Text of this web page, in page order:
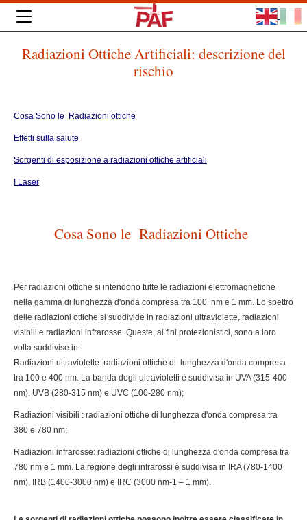
Radiazioni Ottiche Artificiali: descrizione del
rischio
Cosa Sono le Radiazioni ottiche
Effetti sulla salute
Sorgenti di esposizione a radiazioni ottiche artificiali
I Laser
Cosa Sono le Radiazioni Ottiche
Per radiazioni ottiche si intendono tutte le radiazioni elettromagnetiche
nella gamma di lunghezza d'onda compresa tra 100 nm e 1 mm. Lo spettro
delle radiazioni ottiche si suddivide in radiazioni ultraviolette, radiazioni
visibili e radiazioni infrarosse. Queste, ai fini protezionistici, sono a loro
volta suddivise in:
Radiazioni ultraviolette: radiazioni ottiche di lunghezza d'onda compresa
tra 100 e 400 nm. La banda degli ultravioletti è suddivisa in UVA (315-400
nm), UVB (280-315 nm) e UVC (100-280 nm);
Radiazioni visibili : radiazioni ottiche di lunghezza d'onda compresa tra
380 e 780 nm;
Radiazioni infrarosse: radiazioni ottiche di lunghezza d'onda compresa tra
780 nm e 1 mm. La regione degli infrarossi è suddivisa in IRA (780-1400
nm), IRB (1400-3000 nm) e IRC (3000 nm-1 – 1 mm).